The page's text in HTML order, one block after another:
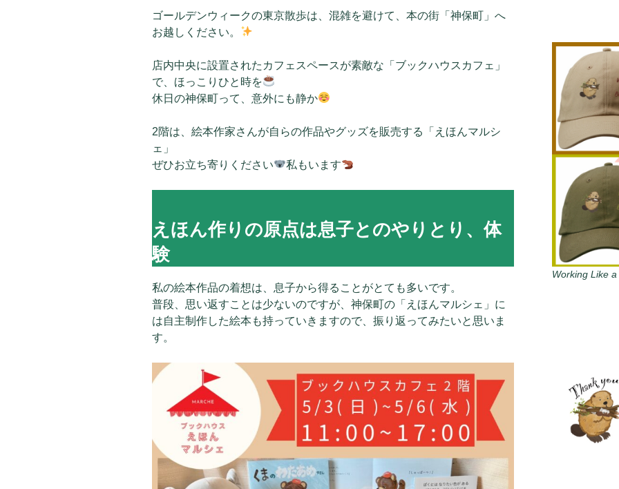
ゴールデンウィークの東京散歩は、混雑を避けて、本の街「神保町」へ
お越しください。
店内中央に設置されたカフェスペースが素敵な「ブックハウスカフェ」
で、ほっこりひと時を
休日の神保町って、意外にも静か
2階は、絵本作家さんが自らの作品やグッズを販売する「えほんマルシ
ェ」
ぜひお立ち寄りください
私もいます
えほん作りの原点は息子とのやりとり、体
験
私の絵本作品の着想は、息子から得ることがとても多いです。
普段、思い返すことは少ないのですが、神保町の「えほんマルシェ」に
は自主制作した絵本も持っていきますので、振り返ってみたいと思いま
す。
Working Like